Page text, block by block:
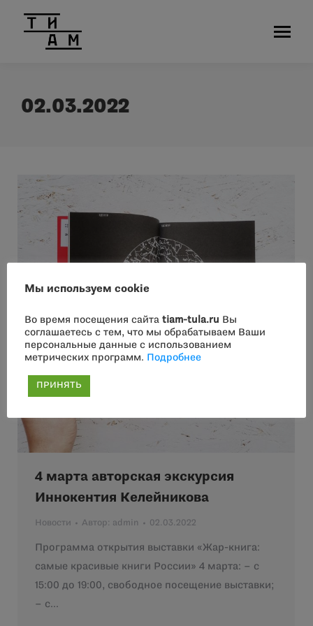
02.03.2022
4 марта авторская экскурсия
Иннокентия Келейникова
Новости Автор: admin 02.03.2022
Программа открытия выставки «Жар-книга:
самые красивые книги России» 4 марта: – с
15:00 до 19:00, свободное посещение выставки;
– с…
Мы используем cookie
Во время посещения сайта tiam-tula.ru Вы
соглашаетесь с тем, что мы обрабатываем Ваши
персональные данные с использованием
метрических программ.
Подробнее
ПРИНЯТЬ